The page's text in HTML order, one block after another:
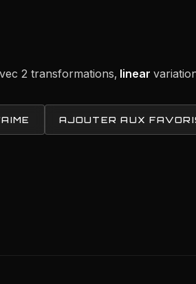
2 transformations, linear
AJOUTER AUX